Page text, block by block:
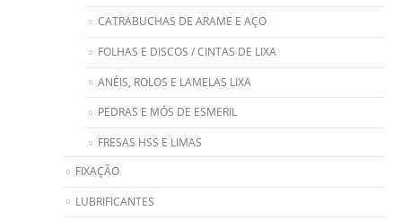
CATRABUCHAS DE ARAME E AÇO
FOLHAS E DISCOS / CINTAS DE LIXA
ANÉIS, ROLOS E LAMELAS LIXA
PEDRAS E MÓS DE ESMERIL
FRESAS HSS E LIMAS
FIXAÇÃO
LUBRIFICANTES